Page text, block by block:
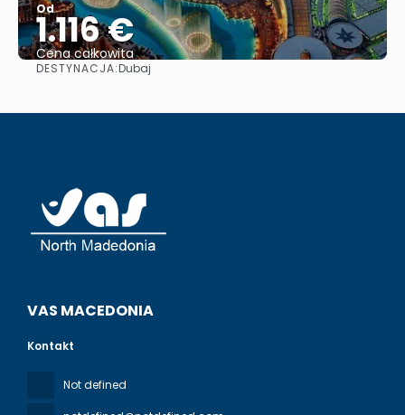
Od
1.116 €
Cena całkowita
DESTYNACJA:Dubaj
VAS MACEDONIA
Kontakt
Not defined